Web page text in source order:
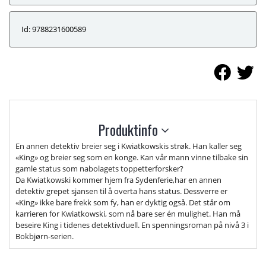
Id: 9788231600589
Produktinfo
En annen detektiv breier seg i Kwiatkowskis strøk. Han kaller seg
«King» og breier seg som en konge. Kan vår mann vinne tilbake sin
gamle status som nabolagets toppetterforsker?
Da Kwiatkowski kommer hjem fra Sydenferie,har en annen
detektiv grepet sjansen til å overta hans status. Dessverre er
«King» ikke bare frekk som fy, han er dyktig også. Det står om
karrieren for Kwiatkowski, som nå bare ser én mulighet. Han må
beseire King i tidenes detektivduell. En spenningsroman på nivå 3 i
Bokbjørn-serien.